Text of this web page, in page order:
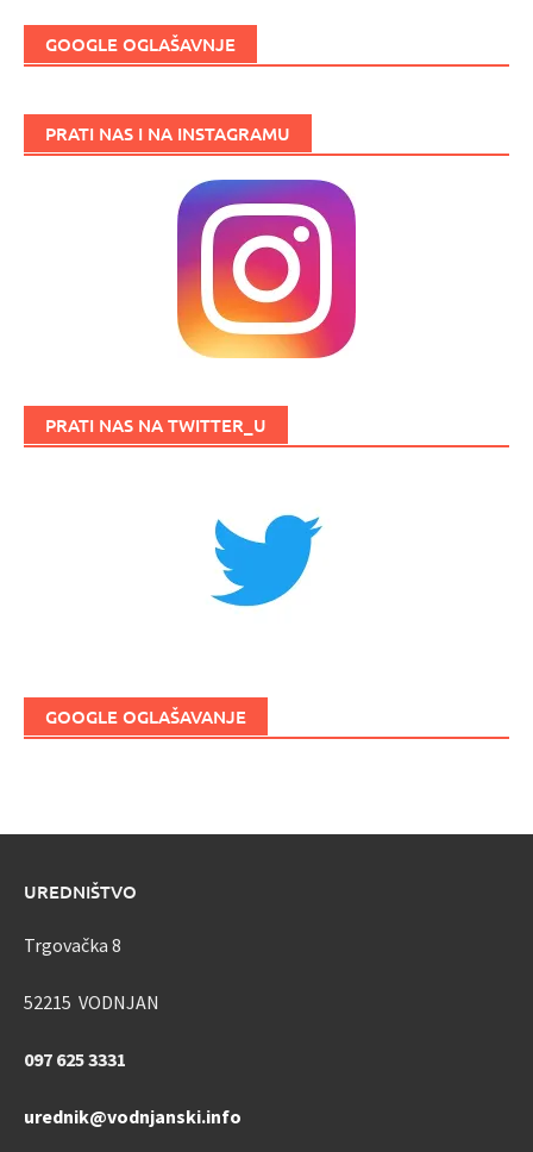
GOOGLE OGLAŠAVNJE
PRATI NAS I NA INSTAGRAMU
PRATI NAS NA TWITTER_U
GOOGLE OGLAŠAVANJE
UREDNIŠTVO
Trgovačka 8
52215 VODNJAN
097 625 3331
urednik@vodnjanski.info